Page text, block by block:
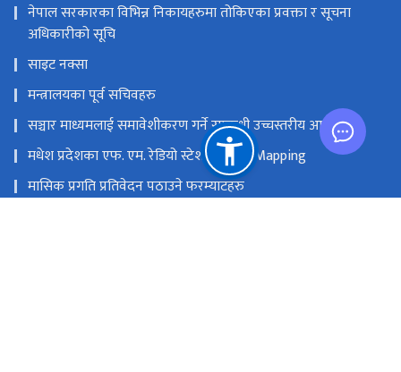
नेपाल सरकारका विभिन्न निकायहरुमा तोकिएका प्रवक्ता र सूचना
अधिकारीको सूचि
साइट नक्सा
मन्त्रालयका पूर्व सचिवहरु
सञ्चार माध्यमलाई समावेशीकरण गर्ने सम्बन्धी उच्चस्तरीय आयोग
मधेश प्रदेशका एफ. एम. रेडियो स्टेशनको GIS Mapping
मासिक प्रगति प्रतिवेदन पठाउने फरम्याटहरु